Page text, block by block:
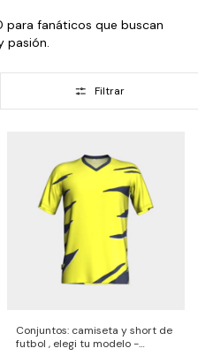
para fanáticos que buscan
pasión.
Filtrar
Conjuntos: camiseta y short de
futbol , elegi tu modelo -